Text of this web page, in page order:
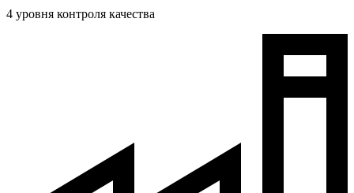
4 уровня контроля качества